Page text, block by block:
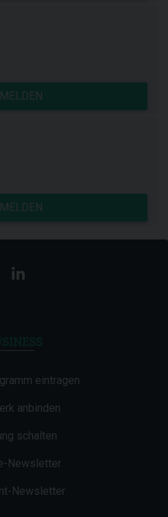
eintragen
anbinden
schalten
Newsletter
Newsletter